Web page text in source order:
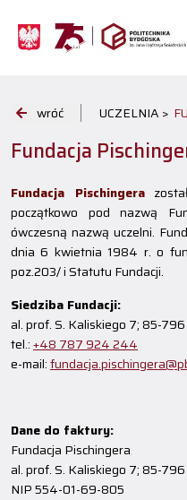
wróć UCZELNIA >
Fundacja
Fundacja Pischingera
początkowo pod nazwą
ówczesną nazwą uczelni.
dnia 6 kwietnia 1984 r. o
poz.203/ i Statutu Fundacji.
Siedziba Fundacji:
al. prof. S. Kaliskiego 7; 85-
tel.:+48 787 924 244
e-mail:
Dane do faktury:
Fundacja Pischingera
al. prof. S. Kaliskiego 7; 85-
NIP 554-01-69-805